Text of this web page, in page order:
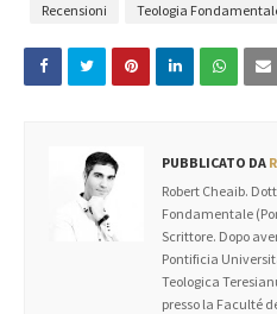
Recensioni
Teologia
PUBBLICATO DA
Robert Cheaib.
Fondamentale
Scrittore. Dopo
Pontificia
Teologica
presso la Faculté